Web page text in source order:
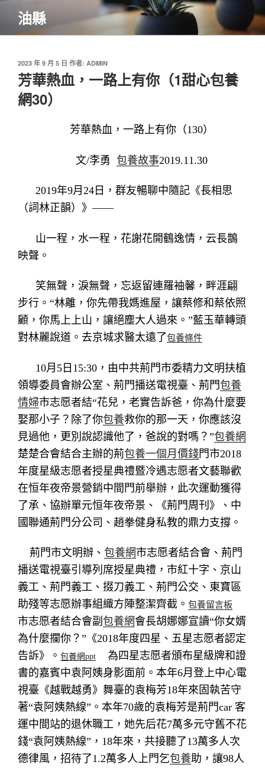
主
油縣
發
佈
於
2023 年 9 月 5 日 作者: ADMIN
芳華熱血，一路上有你（1甜心包養
網30）
芳華熱血，一路上有你（130）
文/李勇 包養故事2019.11.30
2019年9月24日，群友暢聊中隨記《長相思
（詞林正韻）》——
山一程，水一程，花謝花開鶴逸情，云長鵲
映聲。
笑無聲，淚無聲，忘返留連羅袖馨，畔涯翩
步行。“林離，你先帶我媽進屋，讓蔡修和蔡依照
顧，你馬上上山，讓絕塵大人過來。”藍玉華轉頭
對林麗說道。去京城求醫太遠了包養條件
10月5日15:30，由中共荊門市委精力文明扶植
領導委員會辦公室、荊門播送電視臺、荊門包養
情婦市志愿者結“花兒，老實告訴爸，你為什麼要
娶那小子？除了你包養救你的那一天，你應該沒
見過他，更別說認識他了，爸說的對嗎？”包養網
楚楚合會結合主辦的荊包養一個月價錢門市2018
年度星級志愿者授星典禮暨冷遇志愿者文藝聯歡
在恒年夜帝景營銷中間門前舉辦，此次運動獲得
了承、協辦單元恒年夜帝景、《荊門周刊》、中
國聯通荊門分公司、趙拳健身私教的鼎力支撐。
荊門市文明辦、 包養網市志愿者結合會、荊門
播送電視臺引導列席授星典禮，市紅十字、京山
義工、荊門義工、掇刀義工、荊門公交、東寶區
助殘等志愿辦事組織方陣整潔齊截。 包養留言板
市志愿者結合會副 包養網會長胡娜娜宣讀“你女婿
為什麼攔你？”《2018年度四星、五星志愿者認定
告訴》。 包養網ppt
為四星志愿者頒布星級牌和證
書的嘉賓中袁阿姨身影面前。本年6月登上中心電
視臺《越戰越勇》舞臺的袁梅芳18年來固執苦守
著“袁阿姨熱線”。本年70歲的袁梅芳是荊門car 客
運中間站的退休職工，她先后花7萬多元守舊不花
錢“袁阿姨熱線”，18年來，共接聽了13萬多人次
德律風，招待了1.2萬多人上門乞包養助，讓98人